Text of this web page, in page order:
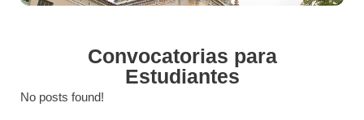
Convocatorias para
Estudiantes​
No posts found!